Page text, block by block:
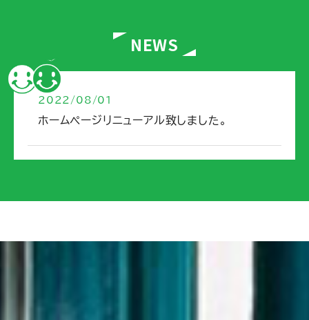
NEWS
2022/08/01
ホームページリニューアル致しました。